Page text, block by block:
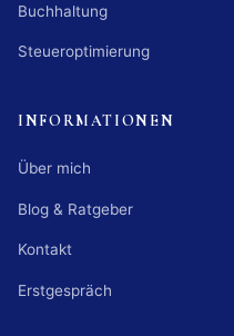
Buchhaltung
Steueroptimierung
INFORMATIONEN
Über mich
Blog & Ratgeber
Kontakt
Erstgespräch